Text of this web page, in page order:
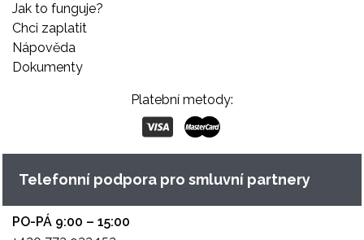
Jak to funguje?
Chci zaplatit
Nápověda
Dokumenty
Platební metody:
Telefonní podpora pro smluvní partnery
PO-PÁ 9:00 – 15:00